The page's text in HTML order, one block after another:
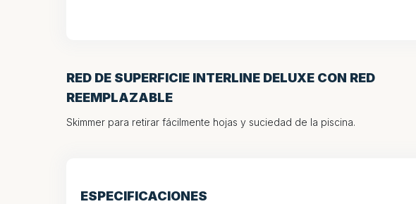
RED DE SUPERFICIE INTERLINE DELUXE CON RED
REEMPLAZABLE
Skimmer para retirar fácilmente hojas y suciedad de la piscina.
ESPECIFICACIONES